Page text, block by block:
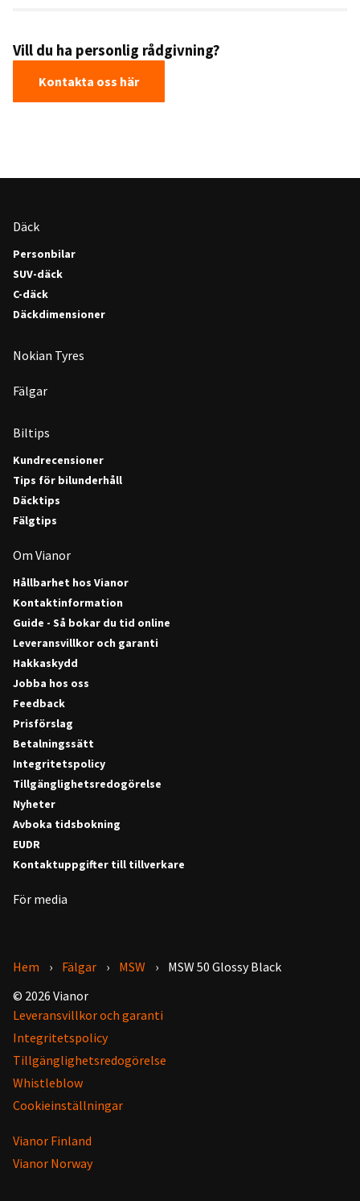
Vill du ha personlig rådgivning?
Kontakta oss här
Däck
Personbilar
SUV-däck
C-däck
Däckdimensioner
Nokian Tyres
Fälgar
Biltips
Kundrecensioner
Tips för bilunderhåll
Däcktips
Fälgtips
Om Vianor
Hållbarhet hos Vianor
Kontaktinformation
Guide - Så bokar du tid online
Leveransvillkor och garanti
Hakkaskydd
Jobba hos oss
Feedback
Prisförslag
Betalningssätt
Integritetspolicy
Tillgänglighetsredogörelse
Nyheter
Avboka tidsbokning
EUDR
Kontaktuppgifter till tillverkare
För media
Hem Fälgar MSW
MSW 50 Glossy Black
© 2026 Vianor
Leveransvillkor och garanti
Integritetspolicy
Tillgänglighetsredogörelse
Whistleblow
Cookieinställningar
Vianor Finland
Vianor Norway